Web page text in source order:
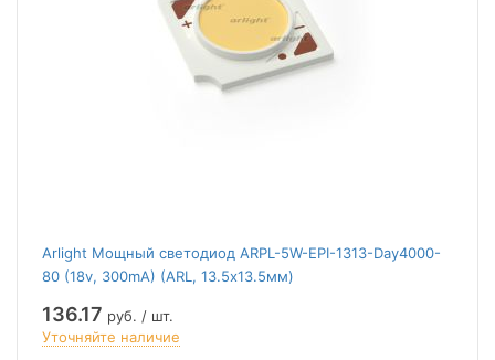
Arlight Мощный светодиод ARPL-5W-EPI-1313-Day4000-
80 (18v, 300mA) (ARL, 13.5х13.5мм)
136.17 руб. / шт.
Уточняйте наличие